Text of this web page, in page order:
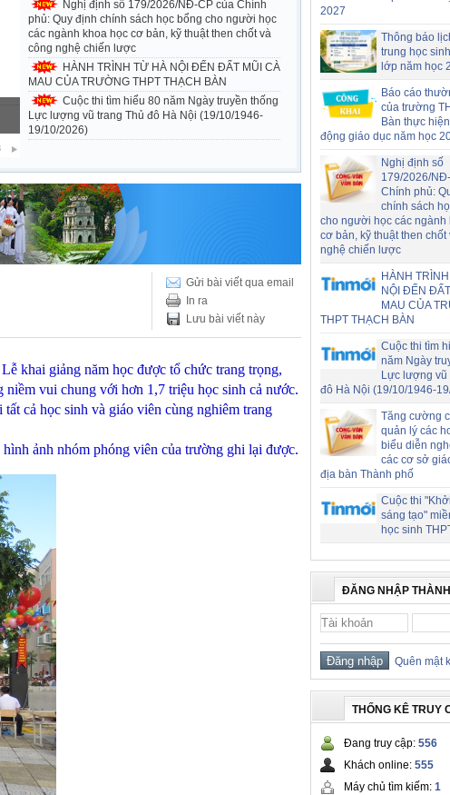
Nghị định số 179/2026/NĐ-CP của Chính
phủ: Quy định chính sách học bổng cho người học
các ngành khoa học cơ bản, kỹ thuật then chốt và
công nghệ chiến lược
HÀNH TRÌNH TỪ HÀ NỘI ĐẾN ĐẤT MŨI CÀ
MAU CỦA TRƯỜNG THPT THẠCH BÀN
Cuộc thi tìm hiểu 80 năm Ngày truyền thống
Lực lượng vũ trang Thủ đô Hà Nội (19/10/1946-
19/10/2026)
Gửi bài viết qua email
In ra
Lưu bài viết này
khai giảng năm học được tổ chức trang trọng,
niềm vui chung với hơn 1,7 triệu học sinh cả nước.
cả học sinh và giáo viên cùng nghiêm trang
ảnh nhóm phóng viên của trường ghi lại được.
2027
Thông báo
trung học
lớp năm học
Báo cáo
của trường
Bàn thực
động giáo dục năm học
Nghị định số
179/2026/
Chính phủ:
chính sách
cho người học các ngành
cơ bản, kỹ thuật then chốt
nghệ chiến lược
HÀNH
NỘI ĐẾN
MAU CỦA
THPT THẠCH BÀN
Cuộc thi tìm
năm Ngày
Lực lượng vũ
đô Hà Nội (19/10/1946-
Tăng cường
quản lý các
biểu diễn
các cơ sở
địa bàn Thành phố
Cuộc thi
sáng tạo"
học sinh
ĐĂNG NHẬP
Quên mật
THỐNG KÊ TRUY
Đang truy cập: 556
Khách online: 555
Máy chủ tìm kiếm: 1